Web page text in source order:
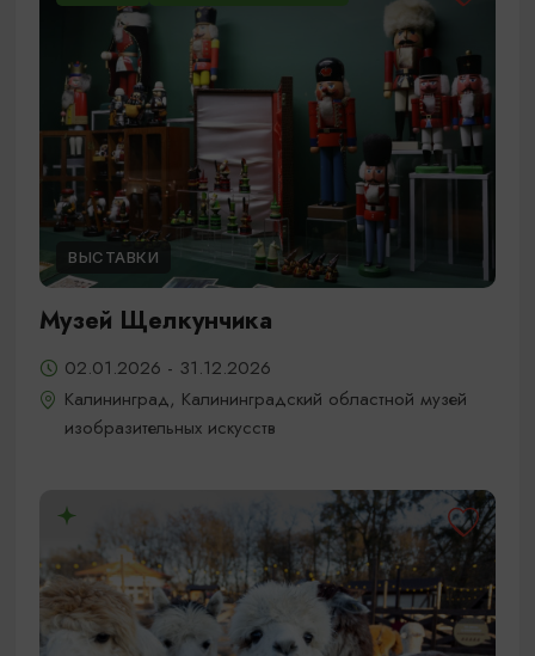
ВЫСТАВКИ
Музей Щелкунчика
02.01.2026 - 31.12.2026
Калининград, Калининградский областной музей
изобразительных искусств